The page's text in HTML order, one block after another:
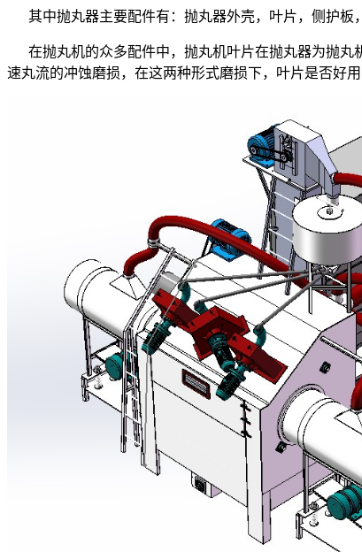
其中抛丸器主要配件有：抛丸器外壳，叶片，侧护板
在抛丸机的众多配件中，抛丸机叶片在抛丸器为抛丸
速丸流的冲蚀磨损，在这两种形式磨损下，叶片是否好